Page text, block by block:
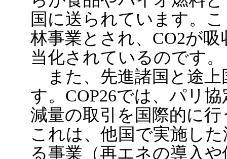
国に送られています。
林事業とされ、CO2が
当化されているのです。
また、先進諸国と途上
す。COP26では、パリ
減量の取引を国際的に
これは、他国で実施し
る事業（再エネの導入